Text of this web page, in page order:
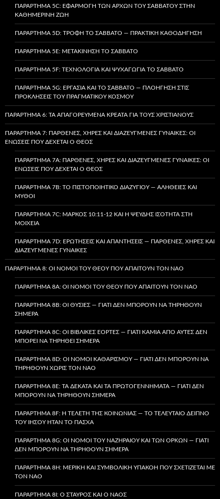
ΠΑΡΆΡΤΗΜΑ 5C: ΕΦΑΡΜΟΓΉ ΤΩΝ ΑΡΧΏΝ ΤΟΥ ΣΑΒΒΆΤΟΥ ΣΤΗΝ
ΚΑΘΗΜΕΡΙΝΉ ΖΩΉ
ΠΑΡΆΡΤΗΜΑ 5D: ΤΡΟΦΉ ΤΟ ΣΆΒΒΑΤΟ — ΠΡΑΚΤΙΚΉ ΚΑΘΟΔΉΓΗΣΗ
ΠΑΡΆΡΤΗΜΑ 5E: ΜΕΤΑΚΊΝΗΣΗ ΤΟ ΣΆΒΒΑΤΟ
ΠΑΡΆΡΤΗΜΑ 5F: ΤΕΧΝΟΛΟΓΊΑ ΚΑΙ ΨΥΧΑΓΩΓΊΑ ΤΟ ΣΆΒΒΑΤΟ
ΠΑΡΆΡΤΗΜΑ 5G: ΕΡΓΑΣΊΑ ΚΑΙ ΤΟ ΣΆΒΒΑΤΟ — ΠΛΟΉΓΗΣΗ ΣΤΙΣ
ΠΡΟΚΛΉΣΕΙΣ ΤΟΥ ΠΡΑΓΜΑΤΙΚΟΎ ΚΌΣΜΟΥ
ΠΑΡΆΡΤΗΜΑ 6: ΤΑ ΑΠΑΓΟΡΕΥΜΈΝΑ ΚΡΈΑΤΑ ΓΙΑ ΤΟΥΣ ΧΡΙΣΤΙΑΝΟΎΣ
ΠΑΡΆΡΤΗΜΑ 7: ΠΑΡΘΈΝΕΣ, ΧΉΡΕΣ ΚΑΙ ΔΙΑΖΕΥΓΜΈΝΕΣ ΓΥΝΑΊΚΕΣ: ΟΙ
ΕΝΏΣΕΙΣ ΠΟΥ ΔΈΧΕΤΑΙ Ο ΘΕΌΣ
ΠΑΡΆΡΤΗΜΑ 7A: ΠΑΡΘΈΝΕΣ, ΧΉΡΕΣ ΚΑΙ ΔΙΑΖΕΥΓΜΈΝΕΣ ΓΥΝΑΊΚΕΣ: ΟΙ
ΕΝΏΣΕΙΣ ΠΟΥ ΔΈΧΕΤΑΙ Ο ΘΕΌΣ
ΠΑΡΆΡΤΗΜΑ 7B: ΤΟ ΠΙΣΤΟΠΟΙΗΤΙΚΌ ΔΙΑΖΥΓΊΟΥ — ΑΛΉΘΕΙΕΣ ΚΑΙ
ΜΎΘΟΙ
ΠΑΡΆΡΤΗΜΑ 7C: ΜΆΡΚΟΣ 10:11-12 ΚΑΙ Η ΨΕΥΔΉΣ ΙΣΌΤΗΤΑ ΣΤΗ
ΜΟΙΧΕΊΑ
ΠΑΡΆΡΤΗΜΑ 7D: ΕΡΩΤΉΣΕΙΣ ΚΑΙ ΑΠΑΝΤΉΣΕΙΣ — ΠΑΡΘΈΝΕΣ, ΧΉΡΕΣ ΚΑΙ
ΔΙΑΖΕΥΓΜΈΝΕΣ ΓΥΝΑΊΚΕΣ
ΠΑΡΆΡΤΗΜΑ 8: ΟΙ ΝΌΜΟΙ ΤΟΥ ΘΕΟΎ ΠΟΥ ΑΠΑΙΤΟΎΝ ΤΟΝ ΝΑΌ
ΠΑΡΆΡΤΗΜΑ 8A: ΟΙ ΝΌΜΟΙ ΤΟΥ ΘΕΟΎ ΠΟΥ ΑΠΑΙΤΟΎΝ ΤΟΝ ΝΑΌ
ΠΑΡΆΡΤΗΜΑ 8B: ΟΙ ΘΥΣΊΕΣ — ΓΙΑΤΊ ΔΕΝ ΜΠΟΡΟΎΝ ΝΑ ΤΗΡΗΘΟΎΝ
ΣΉΜΕΡΑ
ΠΑΡΆΡΤΗΜΑ 8C: ΟΙ ΒΙΒΛΙΚΈΣ ΕΟΡΤΈΣ — ΓΙΑΤΊ ΚΑΜΊΑ ΑΠΌ ΑΥΤΈΣ ΔΕΝ
ΜΠΟΡΕΊ ΝΑ ΤΗΡΗΘΕΊ ΣΉΜΕΡΑ
ΠΑΡΆΡΤΗΜΑ 8D: ΟΙ ΝΌΜΟΙ ΚΑΘΑΡΙΣΜΟΎ — ΓΙΑΤΊ ΔΕΝ ΜΠΟΡΟΎΝ ΝΑ
ΤΗΡΗΘΟΎΝ ΧΩΡΊΣ ΤΟΝ ΝΑΌ
ΠΑΡΆΡΤΗΜΑ 8E: ΤΑ ΔΈΚΑΤΑ ΚΑΙ ΤΑ ΠΡΩΤΟΓΕΝΝΉΜΑΤΑ — ΓΙΑΤΊ ΔΕΝ
ΜΠΟΡΟΎΝ ΝΑ ΤΗΡΗΘΟΎΝ ΣΉΜΕΡΑ
ΠΑΡΆΡΤΗΜΑ 8F: Η ΤΕΛΕΤΉ ΤΗΣ ΚΟΙΝΩΝΊΑΣ — ΤΟ ΤΕΛΕΥΤΑΊΟ ΔΕΊΠΝΟ
ΤΟΥ ΙΗΣΟΎ ΉΤΑΝ ΤΟ ΠΆΣΧΑ
ΠΑΡΆΡΤΗΜΑ 8G: ΟΙ ΝΌΜΟΙ ΤΟΥ ΝΑΖΗΡΑΊΟΥ ΚΑΙ ΤΩΝ ΌΡΚΩΝ — ΓΙΑΤΊ
ΔΕΝ ΜΠΟΡΟΎΝ ΝΑ ΤΗΡΗΘΟΎΝ ΣΉΜΕΡΑ
ΠΑΡΆΡΤΗΜΑ 8H: ΜΕΡΙΚΉ ΚΑΙ ΣΥΜΒΟΛΙΚΉ ΥΠΑΚΟΉ ΠΟΥ ΣΧΕΤΊΖΕΤΑΙ ΜΕ
ΤΟΝ ΝΑΌ
ΠΑΡΆΡΤΗΜΑ 8I: Ο ΣΤΑΥΡΌΣ ΚΑΙ Ο ΝΑΌΣ